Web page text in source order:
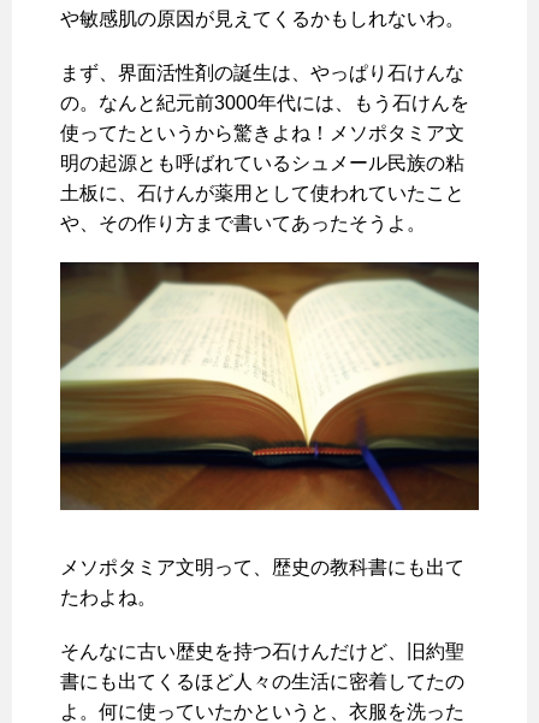
や敏感肌の原因が見えてくるかもしれないわ。
まず、界面活性剤の誕生は、やっぱり石けんな
の。なんと紀元前3000年代には、もう石けんを
使ってたというから驚きよね！メソポタミア文
明の起源とも呼ばれているシュメール民族の粘
土板に、石けんが薬用として使われていたこと
や、その作り方まで書いてあったそうよ。
メソポタミア文明って、歴史の教科書にも出て
たわよね。
そんなに古い歴史を持つ石けんだけど、旧約聖
書にも出てくるほど人々の生活に密着してたの
よ。何に使っていたかというと、衣服を洗った